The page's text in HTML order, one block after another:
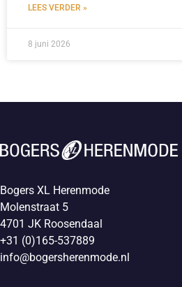
LEES VERDER »
8 juni 2026
Bogers XL Herenmode
Molenstraat 5
4701 JK Roosendaal
+31 (0)165-537889
info@bogersherenmode.nl